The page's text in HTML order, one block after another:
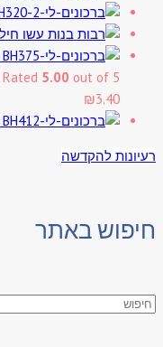
Rated 5.00 out of 5
₪3.40
רעיונות להקדשה
חיפוש באתר